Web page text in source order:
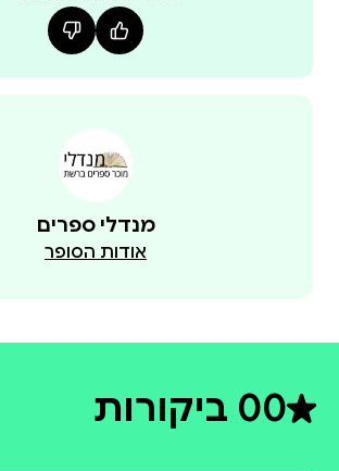
מנדלי ספרים
אודות הסופר
0דירוג ממוצע 0 מתוך 5
0 ביקורות